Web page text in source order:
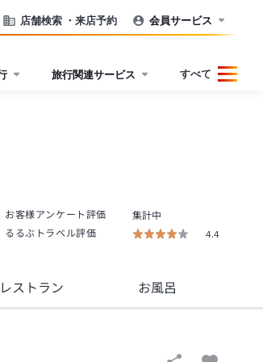
店舗検索 ・来店予約 会員サービス
旅行関連サービス すべて
お客様アンケート評価
集計中
るるぶトラベル評価
4.4
ストラン お風呂